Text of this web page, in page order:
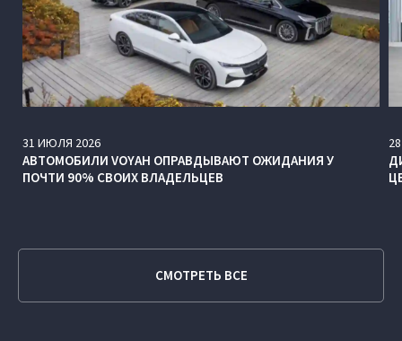
31 ИЮЛЯ 2026
АВТОМОБИЛИ VOYAH ОПРАВДЫВАЮТ ОЖИДАНИЯ У
ПОЧТИ 90% СВОИХ ВЛАДЕЛЬЦЕВ
28
СМОТРЕТЬ ВСЕ